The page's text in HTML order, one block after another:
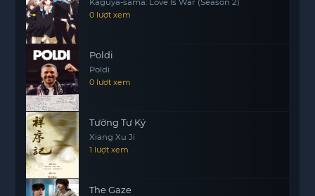
Kaguya-sama: Love Is War (Season 2)
0 lượt xem
Poldi
Poldi
0 lượt xem
Tường Tự Ký
Xiang Xu Ji
1 lượt xem
The Gaze